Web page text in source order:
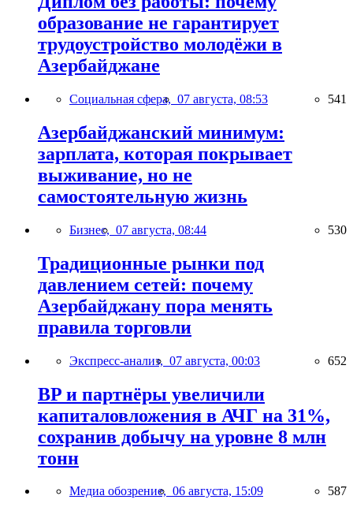
образование не гарантирует
трудоустройство молодёжи в
Азербайджане
Социальная сфера, 07 августа, 08:53 541
Азербайджанский минимум:
зарплата, которая покрывает
выживание, но не
самостоятельную жизнь
Бизнес, 07 августа, 08:44 530
Традиционные рынки под
давлением сетей: почему
Азербайджану пора менять
правила торговли
Экспресс-анализ, 07 августа, 00:03 652
BP и партнёры увеличили
капиталовложения в АЧГ на 31%,
сохранив добычу на уровне 8 млн
тонн
Медиа обозрение, 06 августа, 15:09 587